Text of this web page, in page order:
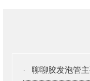
· 聊聊胶发泡管